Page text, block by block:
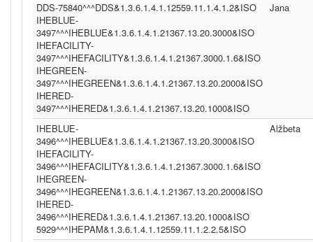
DDS-75840^^^DDS&1.3.6.1.4.1.12559.11.1.4.1.2&ISO
IHEBLUE-
3497^^^IHEBLUE&1.3.6.1.4.1.21367.13.20.3000&ISO
IHEFACILITY-
3497^^^IHEFACILITY&1.3.6.1.4.1.21367.3000.1.6&ISO
IHEGREEN-
3497^^^IHEGREEN&1.3.6.1.4.1.21367.13.20.2000&ISO
IHERED-
3497^^^IHERED&1.3.6.1.4.1.21367.13.20.1000&ISO
Jana
IHEBLUE-
3496^^^IHEBLUE&1.3.6.1.4.1.21367.13.20.3000&ISO
IHEFACILITY-
3496^^^IHEFACILITY&1.3.6.1.4.1.21367.3000.1.6&ISO
IHEGREEN-
3496^^^IHEGREEN&1.3.6.1.4.1.21367.13.20.2000&ISO
IHERED-
3496^^^IHERED&1.3.6.1.4.1.21367.13.20.1000&ISO
5929^^^IHEPAM&1.3.6.1.4.1.12559.11.1.2.2.5&ISO
Alžbeta